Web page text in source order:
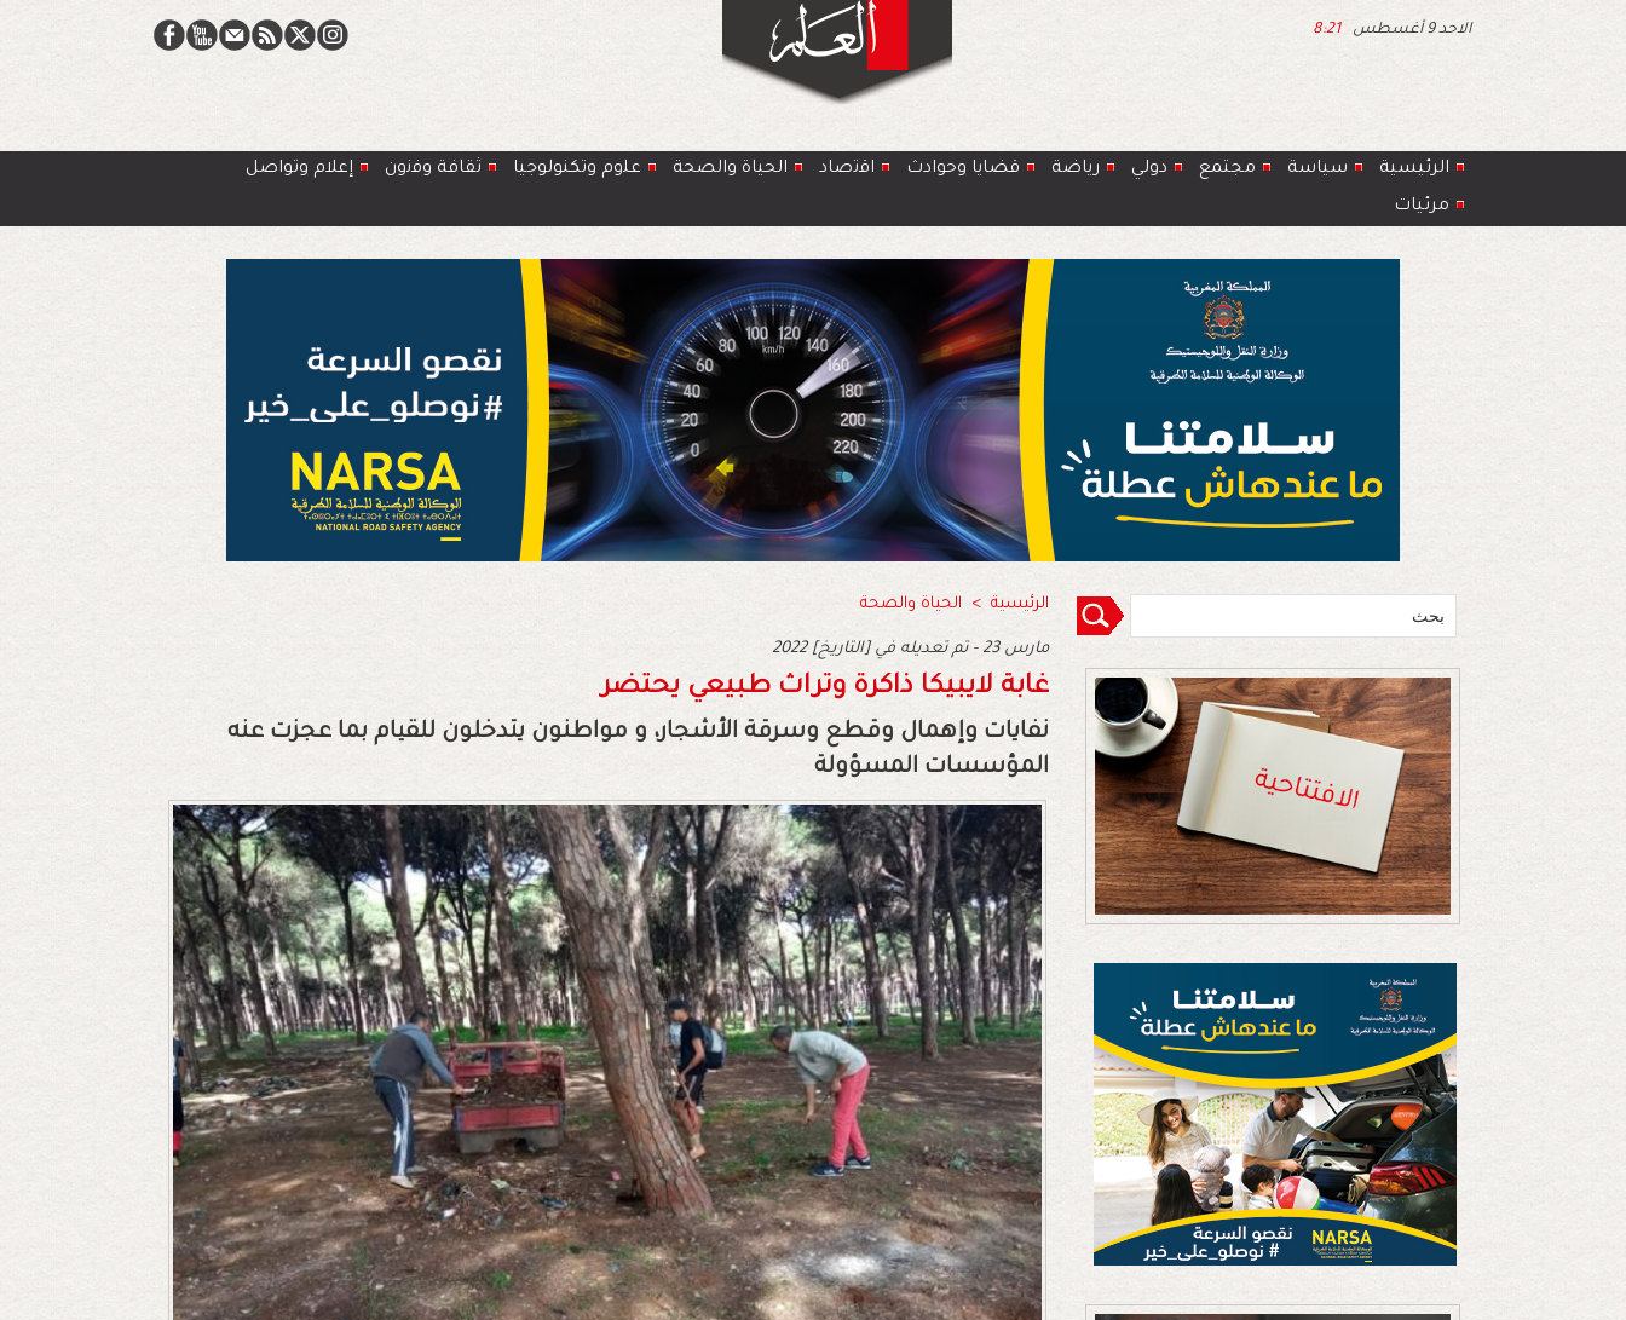
الاحد 9 أغسطس 8:21
الرئيسية سياسة مجتمع دولي رياضة قضايا وحوادث اﻗﺗﺻﺎد الحياة والصحة ﻋﻠوم وتكنولوجيا ﺛﻘﺎﻓﺔ وﻓﻧون
إعلام وتواصل
مرئيات
الرئيسية > الحياة والصحة
2022 مارس 23 - تم تعديله في [التاريخ]
غابة لايبيكا ذاكرة وتراث طبيعي يحتضر
نفايات وإهمال وقطع وسرقة الأشجار، و مواطنون يتدخلون للقيام بما عجزت عنه
المؤسسات المسؤولة